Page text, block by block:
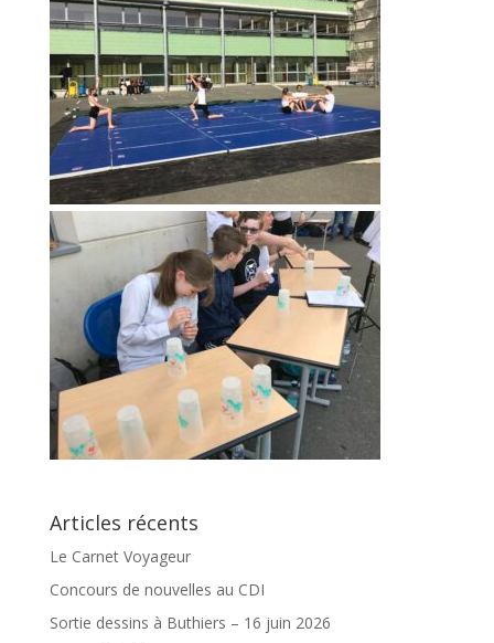
Articles récents
Le Carnet Voyageur
Concours de nouvelles au CDI
Sortie dessins à Buthiers – 16 juin 2026